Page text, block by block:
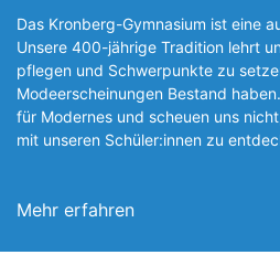
Das Kronberg-Gymnasium ist eine
Unsere 400-jährige Tradition lehrt
pflegen und Schwerpunkte zu
Modeerscheinungen Be­stand
für Modernes und scheuen uns
mit unseren Schüler:innen zu
Mehr erfahren